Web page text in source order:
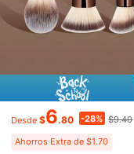
Desde $6.80 -28% $9.40
Ahorros Extra de $1.70